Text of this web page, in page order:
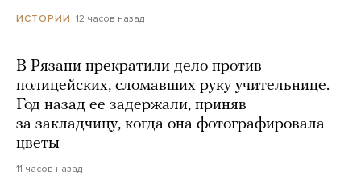
ИСТОРИИ 12 часов назад
В Рязани прекратили дело против
полицейских, сломавших руку учительнице.
Год назад ее задержали, приняв
за закладчицу, когда она фотографировала
цветы
11 часов назад